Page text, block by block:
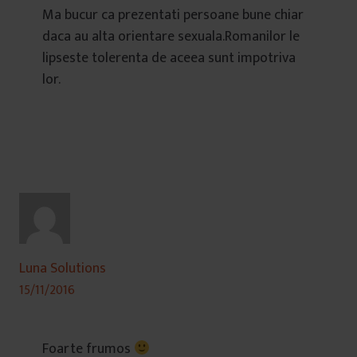
Ma bucur ca prezentati persoane bune chiar
daca au alta orientare sexuala.Romanilor le
lipseste tolerenta de aceea sunt impotriva
lor.
Luna Solutions
15/11/2016
Foarte frumos